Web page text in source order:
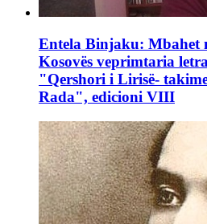
Entela Binjaku: Mbahet
Kosovës veprimtaria
"Qershori i Lirisë-
Rada", edicioni VIII